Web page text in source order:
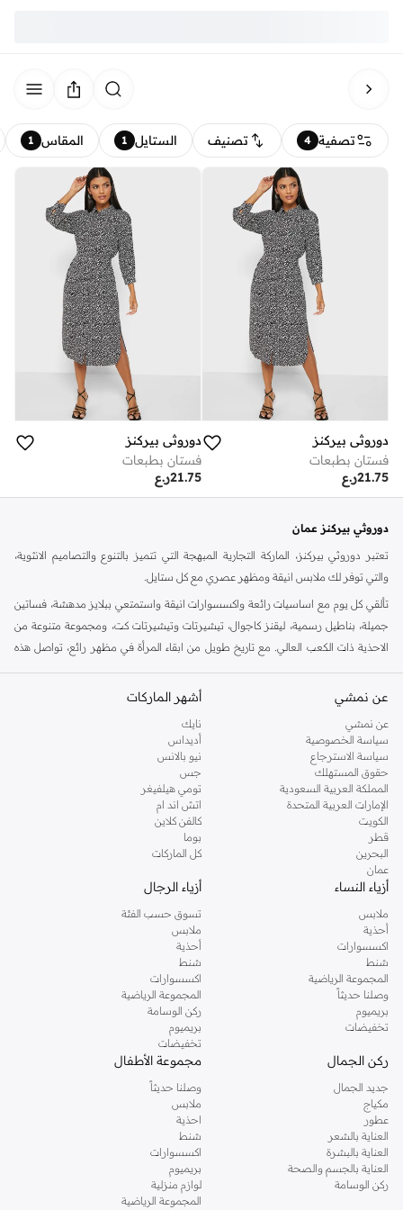
تصفية 4 تصنيف الستايل 1 المقاس 1
دوروثي بيركنز
فستان بطبعات
ر.ع21.75
دوروثي بيركنز
فستان بطبعات
ر.ع21.75
دوروثي بيركنز عمان
تعتبر دوروثي بيركنز، الماركة التجارية المبهجة التي تتميز بالتنوع والتصاميم الانثوية،
والتي توفر لك ملابس انيقة ومظهر عصري مع كل ستايل.
تألقي كل يوم مع اساسيات رائعة واكسسوارات انيقة واستمتعي ببلايز مدهشة، فساتين
جميلة، بناطيل رسمية، ليقنز كاجوال، تيشيرتات وتيشيرتات كت، ومجموعة متنوعة من
الاحذية ذات الكعب العالي. مع تاريخ طويل من ابقاء المرأة في مظهر رائع، تواصل هذه
كنت تقومين بتجديد خزانة ملابسك الملائمة للعمل، البحث عن فستان مثالي للحفلات او
اليه.
تسوقي دوروثي بيركنز اون لاين مسقط
تسوقي دوروثي بيركنز اون لاين من نمشي واستمتعي باكثر من الف ستايل من مجموعة
دوروثي بيركنز الشهيرة. تصفحي المجموعة كاملة في متجر دوروثي بيركنز اون لاين او
استخدمي القائمة لتحديد تجربة تسوق دوروثي بيركنز اون لاين. خدمة التوصيل السريعة
والدعم الاستثنائي يضمن لك تجربة تسوق ممتعة دائما مع نمشي.
عن نمشي
عن نمشي
سياسة الخصوصية
سياسة الاسترجاع
حقوق المستهلك
المملكة العربية السعودية
الإمارات العربية المتحدة
الكويت
قطر
البحرين
عمان
أشهر الماركات
نايك
أديداس
نيو بالانس
جس
تومي هيلفيغر
اتش اند ام
كالفن كلاين
بوما
كل الماركات
أزياء النساء
ملابس
أحذية
اكسسوارات
شنط
المجموعة الرياضية
وصلنا حديثاً
بريميوم
تخفيضات
أزياء الرجال
تسوق حسب الفئة
ملابس
أحذية
شنط
اكسسوارات
المجموعة الرياضية
ركن الوسامة
بريميوم
تخفيضات
ركن الجمال
جديد الجمال
مكياج
عطور
العناية بالشعر
العناية بالبشرة
العناية بالجسم والصحة
ركن الوسامة
مجموعة الأطفال
وصلنا حديثاً
ملابس
احذية
شنط
اكسسوارات
بريميوم
لوازم منزلية
المجموعة الرياضية